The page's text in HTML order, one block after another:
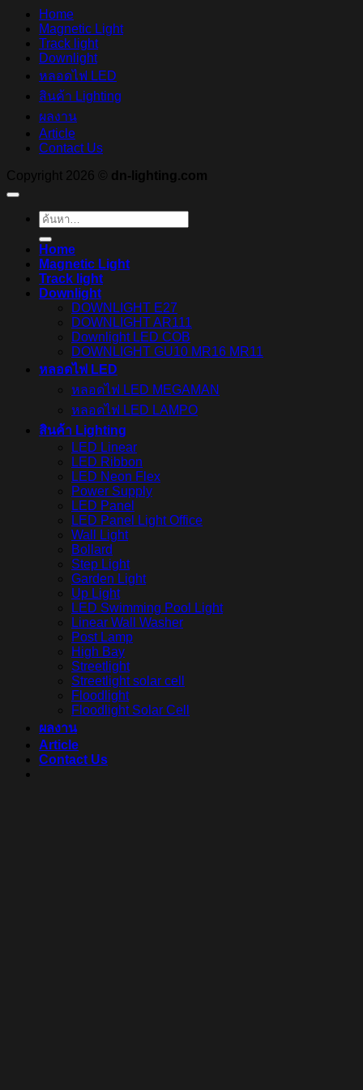
Home
Magnetic Light
Track light
Downlight
หลอดไฟ LED
สินค้า Lighting
ผลงาน
Article
Contact Us
Copyright 2026 © dn-lighting.com
ค้นหา:
Home
Magnetic Light
Track light
Downlight
DOWNLIGHT E27
DOWNLIGHT AR111
Downlight LED COB
DOWNLIGHT GU10 MR16 MR11
หลอดไฟ LED
หลอดไฟ LED MEGAMAN
หลอดไฟ LED LAMPO
สินค้า Lighting
LED Linear
LED Ribbon
LED Neon Flex
Power Supply
LED Panel
LED Panel Light Office
Wall Light
Bollard
Step Light
Garden Light
Up Light
LED Swimming Pool Light
Linear Wall Washer
Post Lamp
High Bay
Streetlight
Streetlight solar cell
Floodlight
Floodlight Solar Cell
ผลงาน
Article
Contact Us